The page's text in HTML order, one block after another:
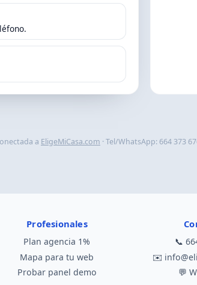
a EligeMiCasa.com · Tel/WhatsApp: 664 373
Profesionales
Plan agencia 1%
Mapa para tu web
Probar panel demo
📞
✉️
💬